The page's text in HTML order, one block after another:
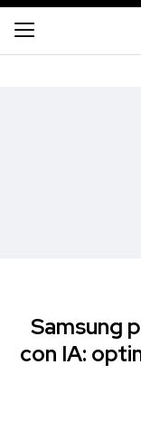
Samsung
con IA: